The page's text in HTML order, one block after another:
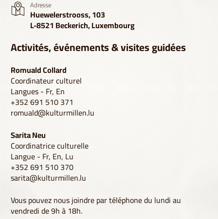
Adresse
Huewelerstrooss, 103
L-8521 Beckerich, Luxembourg
Activités, événements & visites guidées
Romuald Collard
Coordinateur culturel
Langues - Fr, En
+352 691 510 371
romuald@kulturmillen.lu
Sarita Neu
Coordinatrice culturelle
Langue - Fr, En, Lu
+352 691 510 370
sarita@kulturmillen.lu
Vous pouvez nous joindre par téléphone du lundi au
vendredi de 9h à 18h.